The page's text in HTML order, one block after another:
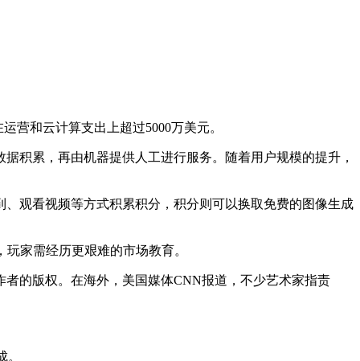
营和云计算支出上超过5000万美元。
积累，再由机器提供人工进行服务。随着用户规模的提升，
观看视频等方式积累积分，积分则可以换取免费的图像生成
家需经历更艰难的市场教育。
的版权。在海外，美国媒体CNN报道，不少艺术家指责